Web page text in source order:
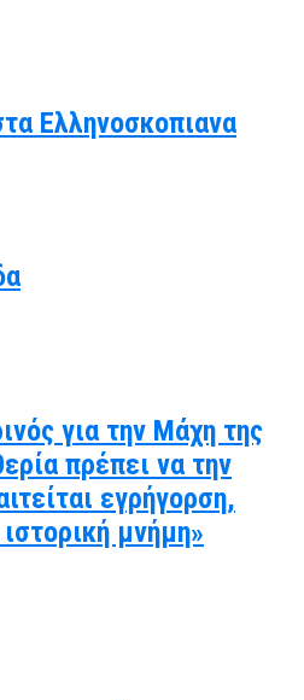
Ελληνοσκοπιανα
για την Μάχη της
πρέπει να την
εγρήγορση,
μνήμη»